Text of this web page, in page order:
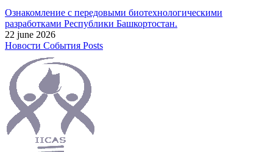
Ознакомление с передовыми биотехнологическими
разработками Республики Башкортостан.
22 june 2026
Новости События Posts